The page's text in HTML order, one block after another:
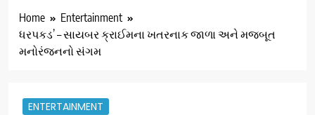
Home
Entertainment
ધરપકડ’ – સાયબર ક્રાઈમના ખતરનાક જાળા અને મજબૂત
મનોરંજનનો સંગમ
ENTERTAINMENT